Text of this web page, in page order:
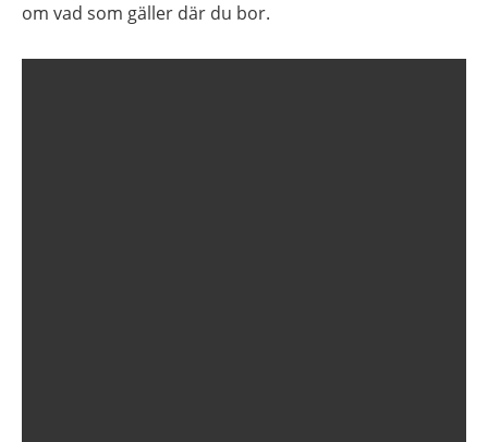
om vad som gäller där du bor.